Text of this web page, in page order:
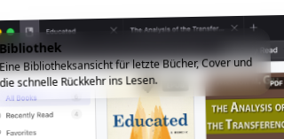
Bibliothek
Eine Bibliotheksansicht für letzte Bücher, Cover und
die schnelle Rückkehr ins Lesen.